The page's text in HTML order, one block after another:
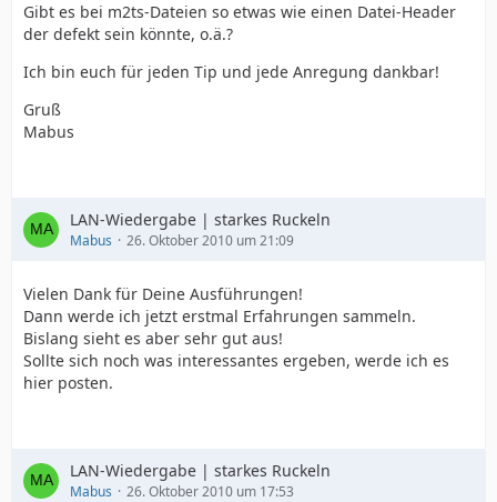
Gibt es bei m2ts-Dateien so etwas wie einen Datei-Header
der defekt sein könnte, o.ä.?
Ich bin euch für jeden Tip und jede Anregung dankbar!
Gruß
Mabus
LAN-Wiedergabe | starkes Ruckeln
Mabus 26. Oktober 2010 um 21:09
Vielen Dank für Deine Ausführungen!
Dann werde ich jetzt erstmal Erfahrungen sammeln.
Bislang sieht es aber sehr gut aus!
Sollte sich noch was interessantes ergeben, werde ich es
hier posten.
LAN-Wiedergabe | starkes Ruckeln
Mabus 26. Oktober 2010 um 17:53